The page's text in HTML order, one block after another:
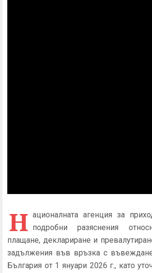
Н ационалната агенция за
подробни разяснения
плащане, деклариране и
задължения във връзка с
България от 1 януари 2026 г., като